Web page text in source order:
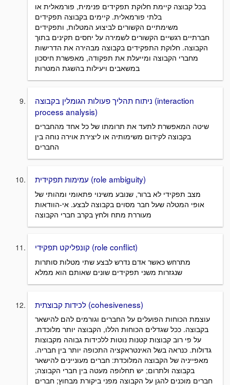
בכל קבוצה קיימת חלוקת תפקידים פנימית, פורמאלית או
בלתי פורמאלית. קיימים בקבוצה תפקידים
משימתיים הקשורים לביצוע המטלות, ותפקידים
חברתיים רגשיים הקשורים לשמירה על יחסים תקינים בתוך
הקבוצה. חלוקת התפקידים בקבוצה מבהירה את הדרישות
מחברי הקבוצה ומייעלת את תפקודה, מאפשרת חיסכון
במשאבים ויעילות בהשגת המטרות
ניתוח תהליך פעולות הגומלין בקבוצה (interaction
process analysis)
שיטה המאפשרת לתעד את תרומתו של כל אחד מהחברים
בקבוצה לקידום משימותיה או ליצירת אוירה נוחה בין
החברים
עמימות תפקידית (role ambiguity)
מצב תפקידי לא ברור, שנובע משינוי פתאומי ומהותי של
אופי המטלה שעל חבר מסוים בקבוצה לבצע. אי-הוודאות
מעוררת מתח ולחץ בקרב חברי הקבוצה
קונפליקט תפקידי (role conflict)
מתרחש כאשר אדם נדרש לבצע שתי מטלות סותרות
שנגזרות משני תפקידים שונים שאותם הוא ממלא
לכידות קבוצתית (cohesiveness)
עוצמת הכוחות הפועלים על החברים וגורמים להם להישאר
בקבוצה. ככל שגדלים הכוחות הללו, הקבוצה יותר מלוכדת.
על פי רוב קבוצות קטנות נוטות ללכידות גבוהה מקבוצות
גדולות. כנראה בשל האינטראקציה התכופה יותר בין חבריה.
מאפייניה של הקבוצה המלוכדת: חברים מעוניינים להישאר
בקבוצה ולתרום; יש תחלופה מעטה בין חברי הקבוצה;
חברים מוכנים להגן על הקבוצה מפני ביקורת מבחוץ; חברים